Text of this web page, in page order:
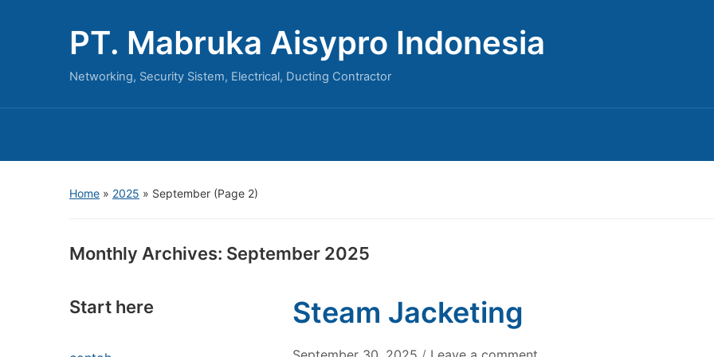
PT. Mabruka Aisypro Indonesia
Networking, Security Sistem, Electrical, Ducting Contractor
Home » 2025 » September (Page 2)
Monthly Archives: September 2025
Start here Steam Jacketing